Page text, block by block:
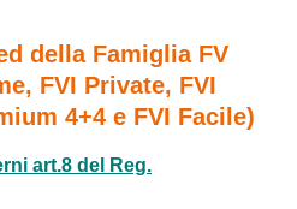
della Famiglia FV
FVI Private, FVI
4+4 e FVI Facile)
art.8 del Reg.